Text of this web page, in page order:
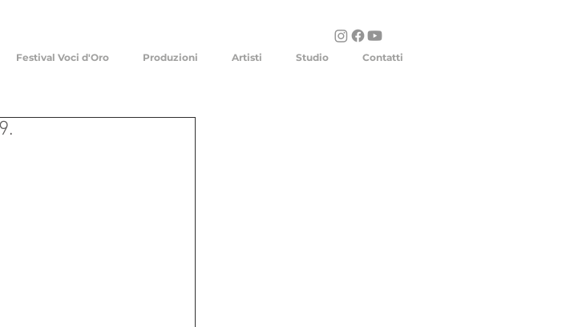
Festival Voci d'Oro Produzioni Artisti Studio Contatti